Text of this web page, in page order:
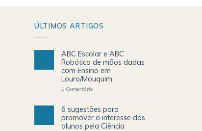
ÚLTIMOS ARTIGOS
ABC Escolar e ABC
Robótica de mãos dadas
com Ensino em
Louro/Mouquim
1 Comentário
6 sugestões para
promover o interesse dos
alunos pela Ciência